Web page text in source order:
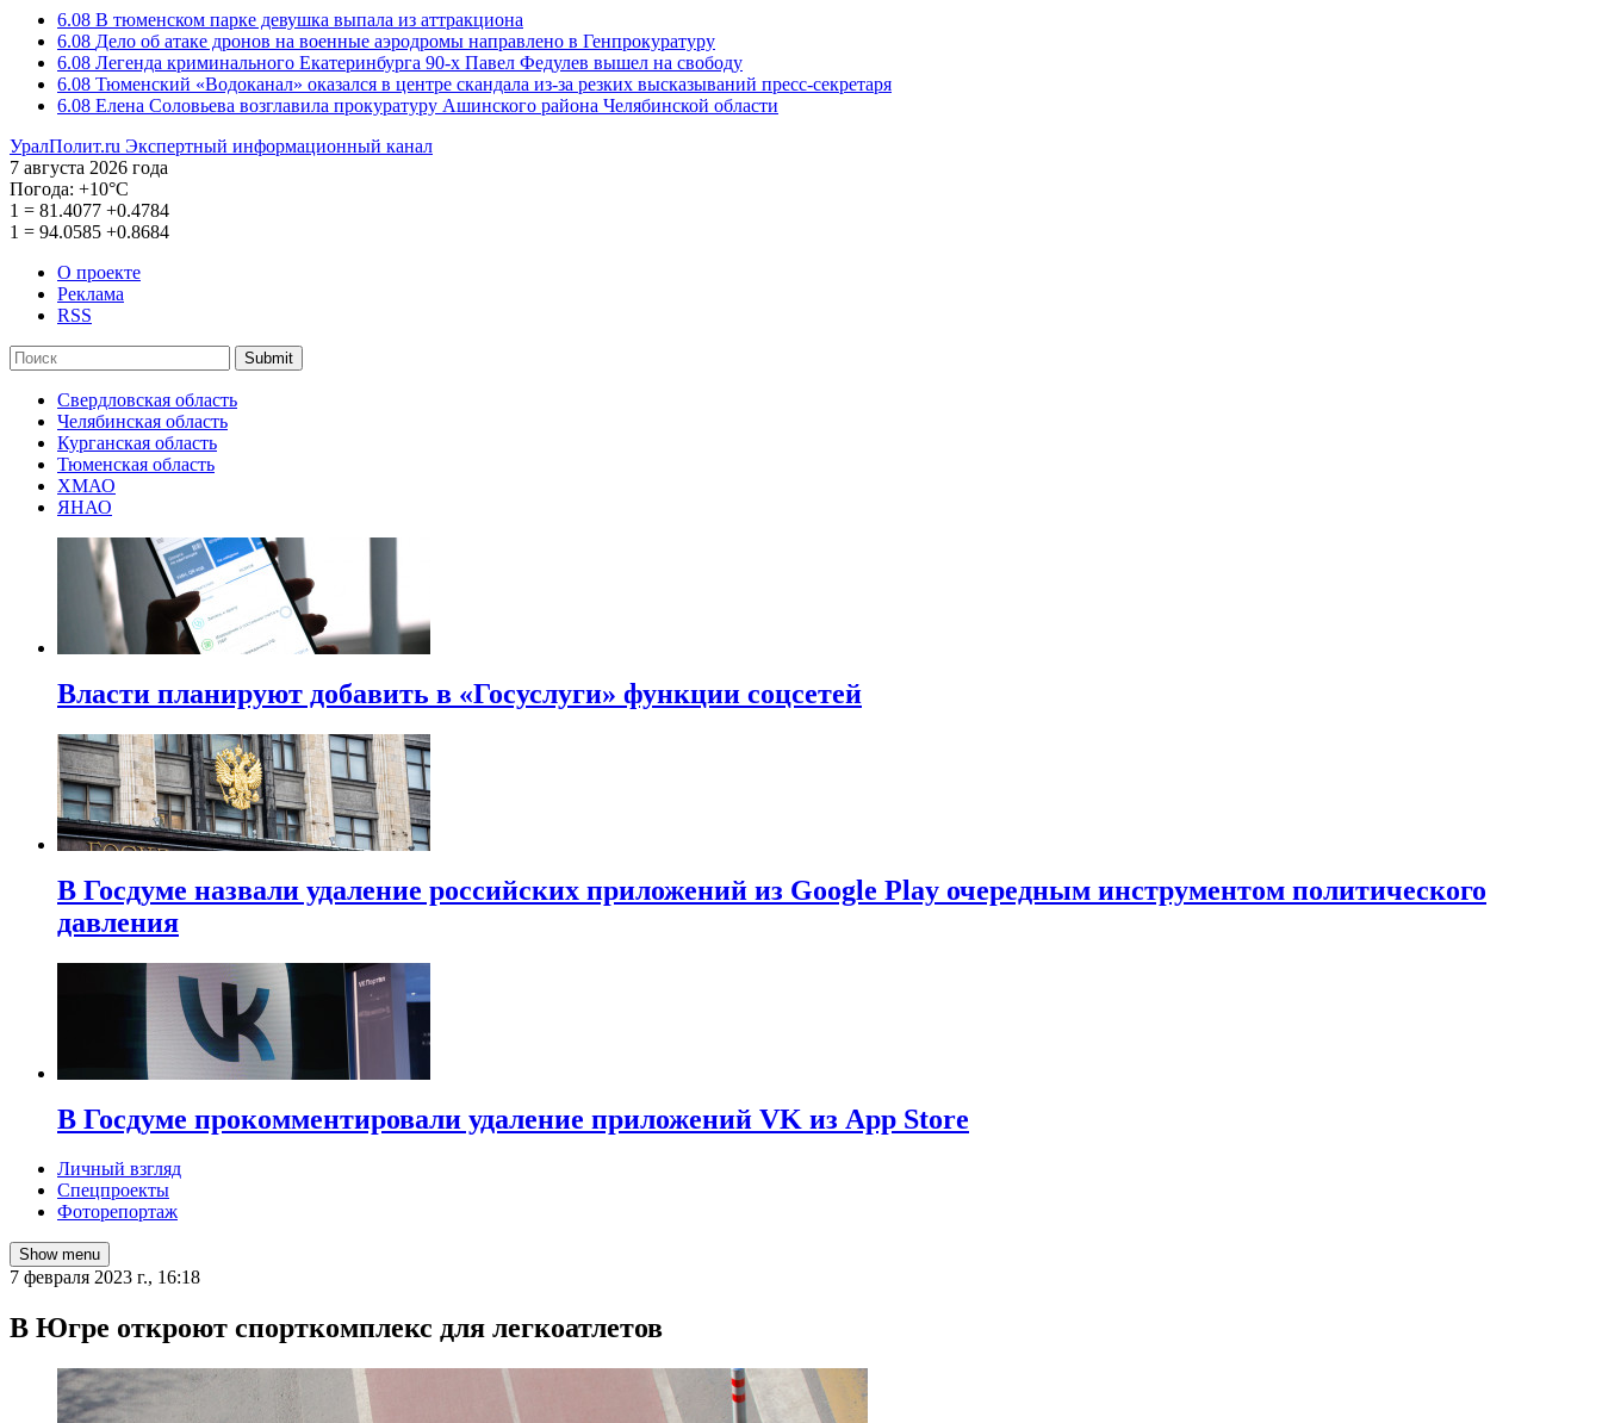
6.08 В тюменском парке девушка выпала из аттракциона
6.08 Дело об атаке дронов на военные аэродромы направлено в Генпрокуратуру
6.08 Легенда криминального Екатеринбурга 90-х Павел Федулев вышел на свободу
6.08 Тюменский «Водоканал» оказался в центре скандала из-за резких высказываний пресс-секретаря
6.08 Елена Соловьева возглавила прокуратуру Ашинского района Челябинской области
УралПолит.ru Экспертный информационный канал
7 августа 2026 года
Погода: +10°С
1 = 81.4077 +0.4784
1 = 94.0585 +0.8684
О проекте
Реклама
RSS
Submit
Свердловская область
Челябинская область
Курганская область
Тюменская область
ХМАО
ЯНАО
Власти планируют добавить в «Госуслуги» функции соцсетей
В Госдуме назвали удаление российских приложений из Google Play очередным инструментом политического
давления
В Госдуме прокомментировали удаление приложений VK из App Store
Личный взгляд
Спецпроекты
Фоторепортаж
Show menu
7 февраля 2023 г., 16:18
В Югре откроют спорткомплекс для легкоатлетов